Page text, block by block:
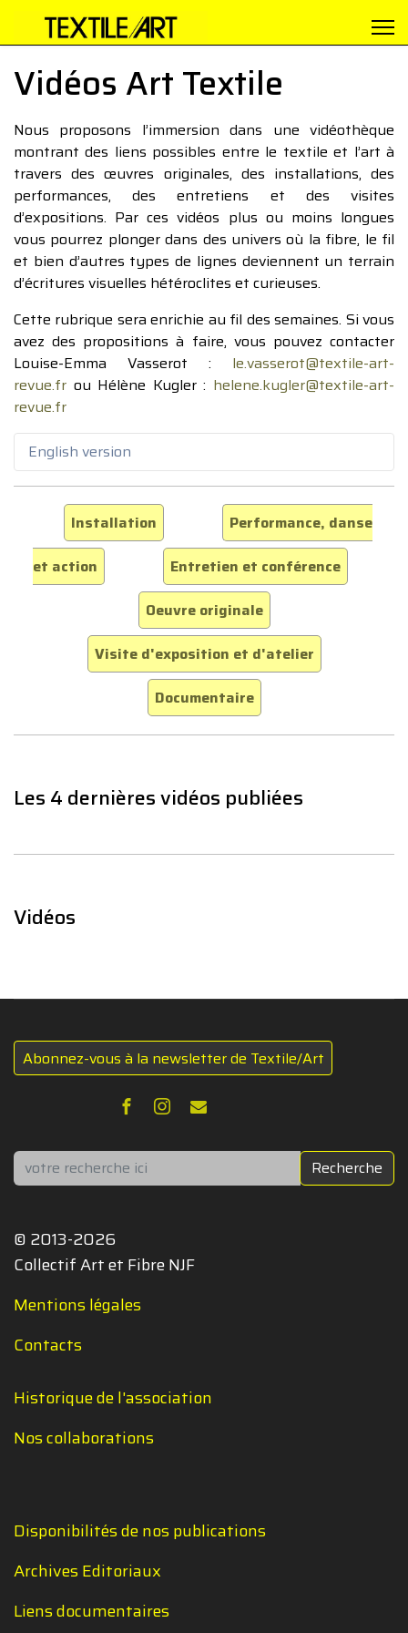
Vidéos Art Textile
Nous proposons l’immersion dans une vidéothèque
montrant des liens possibles entre le textile et l’art à
travers des œuvres originales, des installations, des
performances, des entretiens et des visites
d’expositions. Par ces vidéos plus ou moins longues
vous pourrez plonger dans des univers où la fibre, le fil
et bien d’autres types de lignes deviennent un terrain
d’écritures visuelles hétéroclites et curieuses.
Cette rubrique sera enrichie au fil des semaines. Si vous
avez des propositions à faire, vous pouvez contacter
Louise-Emma Vasserot : le.vasserot@textile-art-
revue.fr ou Hélène Kugler : helene.kugler@textile-art-
revue.fr
English version
Installation
Performance, danse
et action
Entretien et conférence
Oeuvre originale
Visite d'exposition et d'atelier
Documentaire
Les 4 dernières vidéos publiées
Vidéos
Abonnez-vous à la newsletter de Textile/Art
Rechercher Recherche
© 2013-2026
Collectif Art et Fibre NJF
Mentions légales
Contacts
Historique de l'association
Nos collaborations
Disponibilités de nos publications
Archives Editoriaux
Liens documentaires